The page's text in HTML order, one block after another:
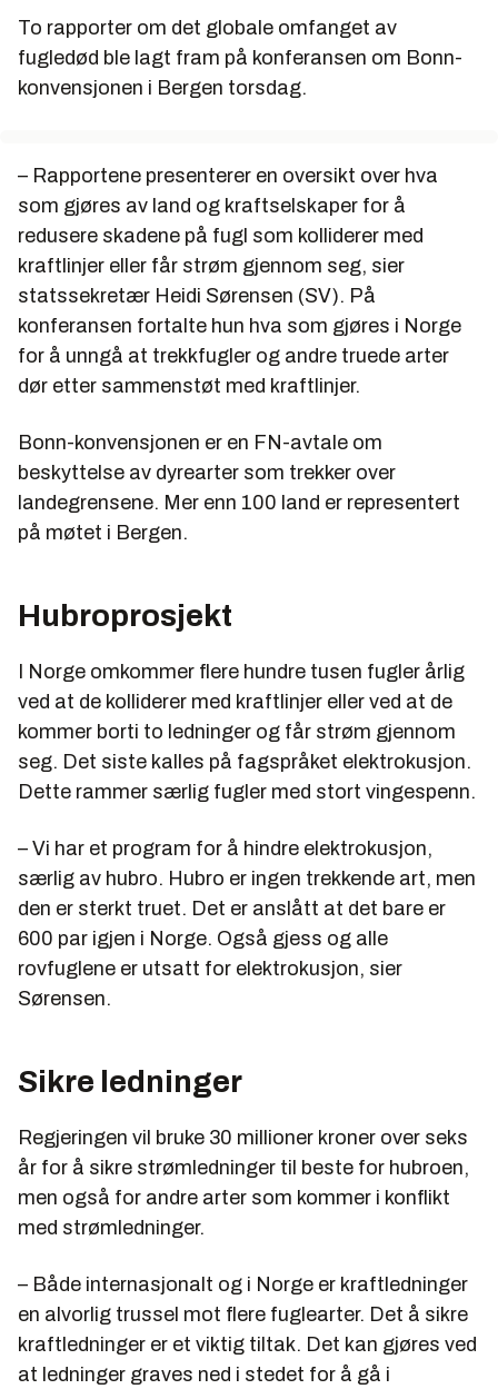
To rapporter om det globale omfanget av
fugledød ble lagt fram på konferansen om Bonn-
konvensjonen i Bergen torsdag.
– Rapportene presenterer en oversikt over hva
som gjøres av land og kraftselskaper for å
redusere skadene på fugl som kolliderer med
kraftlinjer eller får strøm gjennom seg, sier
statssekretær Heidi Sørensen (SV). På
konferansen fortalte hun hva som gjøres i Norge
for å unngå at trekkfugler og andre truede arter
dør etter sammenstøt med kraftlinjer.
Bonn-konvensjonen er en FN-avtale om
beskyttelse av dyrearter som trekker over
landegrensene. Mer enn 100 land er representert
på møtet i Bergen.
Hubroprosjekt
I Norge omkommer flere hundre tusen fugler årlig
ved at de kolliderer med kraftlinjer eller ved at de
kommer borti to ledninger og får strøm gjennom
seg. Det siste kalles på fagspråket elektrokusjon.
Dette rammer særlig fugler med stort vingespenn.
– Vi har et program for å hindre elektrokusjon,
særlig av hubro. Hubro er ingen trekkende art, men
den er sterkt truet. Det er anslått at det bare er
600 par igjen i Norge. Også gjess og alle
rovfuglene er utsatt for elektrokusjon, sier
Sørensen.
Sikre ledninger
Regjeringen vil bruke 30 millioner kroner over seks
år for å sikre strømledninger til beste for hubroen,
men også for andre arter som kommer i konflikt
med strømledninger.
– Både internasjonalt og i Norge er kraftledninger
en alvorlig trussel mot flere fuglearter. Det å sikre
kraftledninger er et viktig tiltak. Det kan gjøres ved
at ledninger graves ned i stedet for å gå i